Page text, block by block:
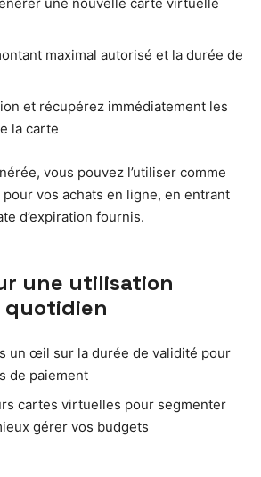
maximal autorisé et la durée de
et récupérez immédiatement les
la carte
vous pouvez l’utiliser comme
vos achats en ligne, en entrant
d’expiration fournis.
une utilisation
quotidien
un œil sur la durée de validité pour
de paiement
cartes virtuelles pour segmenter
gérer vos budgets